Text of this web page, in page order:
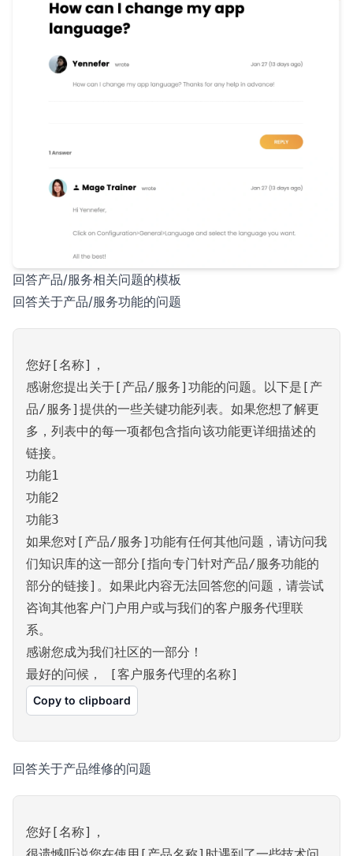
回答产品/服务相关问题的模板
回答关于产品/服务功能的问题
您好[名称]，
感谢您提出关于[产品/服务]功能的问题。以下是[产
品/服务]提供的一些关键功能列表。如果您想了解更
多，列表中的每一项都包含指向该功能更详细描述的
链接。
功能1
功能2
功能3
如果您对[产品/服务]功能有任何其他问题，请访问我
们知识库的这一部分[指向专门针对产品/服务功能的
部分的链接]。如果此内容无法回答您的问题，请尝试
咨询其他客户门户用户或与我们的客户服务代理联
系。
感谢您成为我们社区的一部分！
最好的问候， [客户服务代理的名称]
Copy to clipboard
回答关于产品维修的问题
您好[名称]，